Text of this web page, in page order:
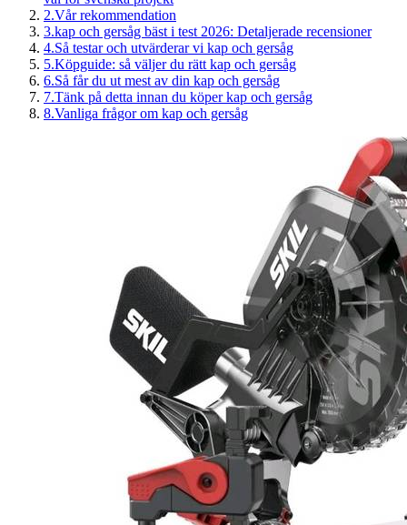
2.Vår rekommendation
3.kap och gersåg bäst i test 2026: Detaljerade recensioner
4.Så testar och utvärderar vi kap och gersåg
5.Köpguide: så väljer du rätt kap och gersåg
6.Så får du ut mest av din kap och gersåg
7.Tänk på detta innan du köper kap och gersåg
8.Vanliga frågor om kap och gersåg